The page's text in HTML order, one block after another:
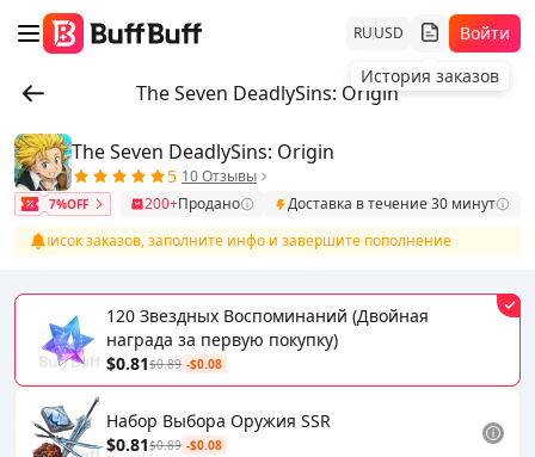
RUUSD
История заказов
Войти
The Seven DeadlySins: Origin
The Seven DeadlySins: Origin
5 10 Отзывы
7%OFF 200+Продано
Доставка в течение 30 минут
в список заказов, заполните инфо и завершите пополнение
120 Звездных Воспоминаний (Двойная
награда за первую покупку)
$0.81$0.89 -$0.08
Набор Выбора Оружия SSR
$0.81$0.89 -$0.08